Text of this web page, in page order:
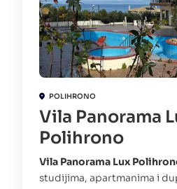
POLIHRONO
Vila Panorama
Polihrono
Vila Panorama Lux
studijima, apartmanima i